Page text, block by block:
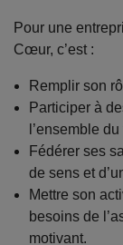
Pour une
Cœur, c’est :
Remplir son
Participer à
l’ensemble
Fédérer ses
de sens et
Mettre son
besoins de
motivant.